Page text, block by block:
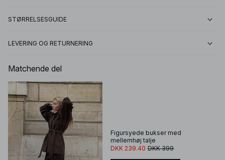
STØRRELSESGUIDE
LEVERING OG RETURNERING
Matchende del
Figursyede bukser med
mellemhøj talje
DKK 239.40 DKK 399